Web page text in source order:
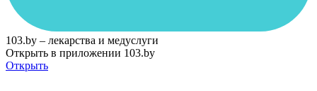
103.by – лекарства и медуслуги
Открыть в приложении 103.by
Открыть